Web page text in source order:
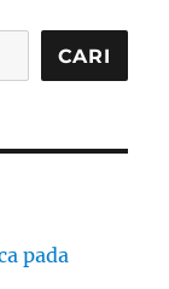
CARI
pada